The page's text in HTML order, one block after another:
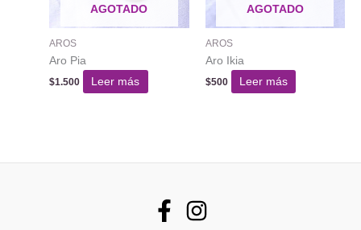
AGOTADO
AROS
Aro Pia
$1.500 Leer más
AGOTADO
AROS
Aro Ikia
$500 Leer más